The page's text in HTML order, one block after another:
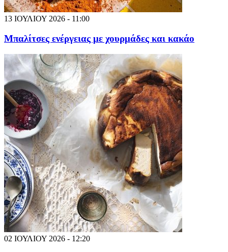
13 ΙΟΥΛΙΟΥ 2026 - 11:00
Μπαλίτσες ενέργειας με χουρμάδες και κακάο
02 ΙΟΥΛΙΟΥ 2026 - 12:20